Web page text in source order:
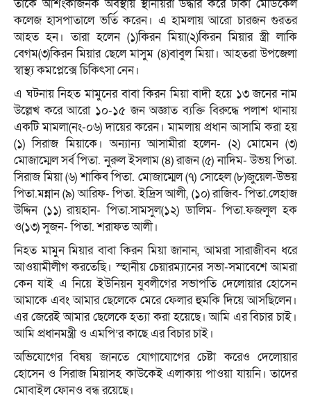
তাকে আশংকাজনক অবস্থায় স্থানীয়রা উদ্ধার করে ঢাকা মেডিকেল
কলেজ হাসপাতালে ভর্তি করেন। এ হামলায় আরো চারজন গুরতর
আহত হন। তারা হলেন (১)কিরন মিয়া(২)কিরন মিয়ার স্ত্রী লাকি
বেগম(৩)কিরন মিয়ার ছেলে মাসুম (৪)বাবুল মিয়া। আহতরা উপজেলা
স্বাস্থ্য কমপ্লেক্সে চিকিৎসা নেন।
এ ঘটনায় নিহত মামুনের বাবা কিরন মিয়া বাদী হয়ে ১৩ জনের নাম
উল্লেখ করে আরো ১০-১৫ জন অজ্ঞাত ব্যক্তি বিরুদ্ধে পলাশ থানায়
একটি মামলা(নং-০৬) দায়ের করেন। মামলায় প্রধান আসামি করা হয়
(১) সিরাজ মিয়াকে। অন্যান্য আসামীরা হলেন- (২) মোমেন (৩)
মোজাম্মেল সর্ব পিতা. নুরুল ইসলাম (৪) রাজন (৫) নাদিম- উভয় পিতা.
সিরাজ মিয়া (৬) শাকিব পিতা. মোজাম্মেল (৭) সোহেল (৮)জুয়েল-উভয়
পিতা.মন্নান (৯) আরিফ- পিতা. ইদ্রিস আলী, (১০) রাজিব- পিতা.লেহাজ
উদ্দিন (১১) রায়হান- পিতা.সামসুল(১২) ডালিম- পিতা.ফজলুল হক
ও(১৩) সুজন- পিতা. শরাফত আলী।
নিহত মামুন মিয়ার বাবা কিরন মিয়া জানান, আমরা সারাজীবন ধরে
আওয়ামীলীগ করতেছি। স্হানীয় চেয়ারম্যানের সভা-সমাবেশে আমরা
কেন যাই এ নিয়ে ইউনিয়ন যুবলীগের সভাপতি দেলোয়ার হোসেন
আমাকে এবং আমার ছেলেকে মেরে ফেলার হুমকি দিয়ে আসছিলেন।
এর জেরেই আমার ছেলেকে হত্যা করা হয়েছে। আমি এর বিচার চাই।
আমি প্রধানমন্ত্রী ও এমপি’র কাছে এর বিচার চাই।
অভিযোগের বিষয় জানতে যোগাযোগের চেষ্টা করেও দেলোয়ার
হোসেন ও সিরাজ মিয়াসহ কাউকেই এলাকায় পাওয়া যায়নি। তাদের
মোবাইল ফোনও বন্ধ রয়েছে।